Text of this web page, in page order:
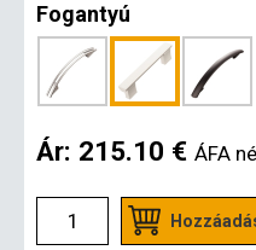
Fogantyú
Ár: 215.10 € ÁFA